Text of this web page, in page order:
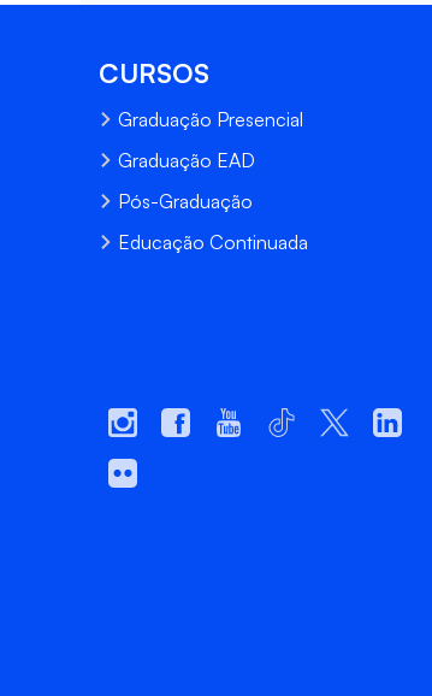
CURSOS
Graduação Presencial
Graduação EAD
Pós-Graduação
Educação Continuada